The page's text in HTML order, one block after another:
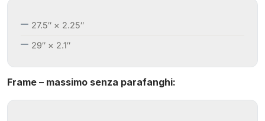
27.5″ × 2.25″
29″ × 2.1″
Frame – massimo senza parafanghi: